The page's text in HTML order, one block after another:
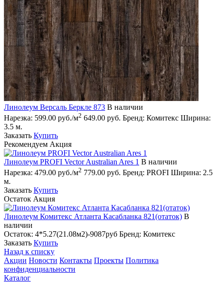
Линолеум Версаль Беркле 873 В наличии
Нарезка: 599.00 руб./м2 649.00 руб. Бренд: Комитекс Ширина:
3.5 м.
Заказать Купить
Рекомендуем Акция
Линолеум PROFI Vector Australian Ares 1 В наличии
Нарезка: 479.00 руб./м2 779.00 руб. Бренд: PROFI Ширина: 2.5
м.
Заказать Купить
Остаток Акция
Линолеум Комитекс Атланта Касабланка 821(отаток) В
наличии
Остаток: 4*5.27(21.08м2)-9087руб Бренд: Комитекс
Заказать Купить
Назад к списку
Акции Новости Контакты Проекты Политика
конфиденциальности
Каталог